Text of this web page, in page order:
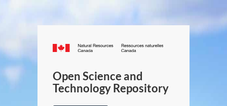
Canada.ca
/
Canada
Open Science and
Technology Repository